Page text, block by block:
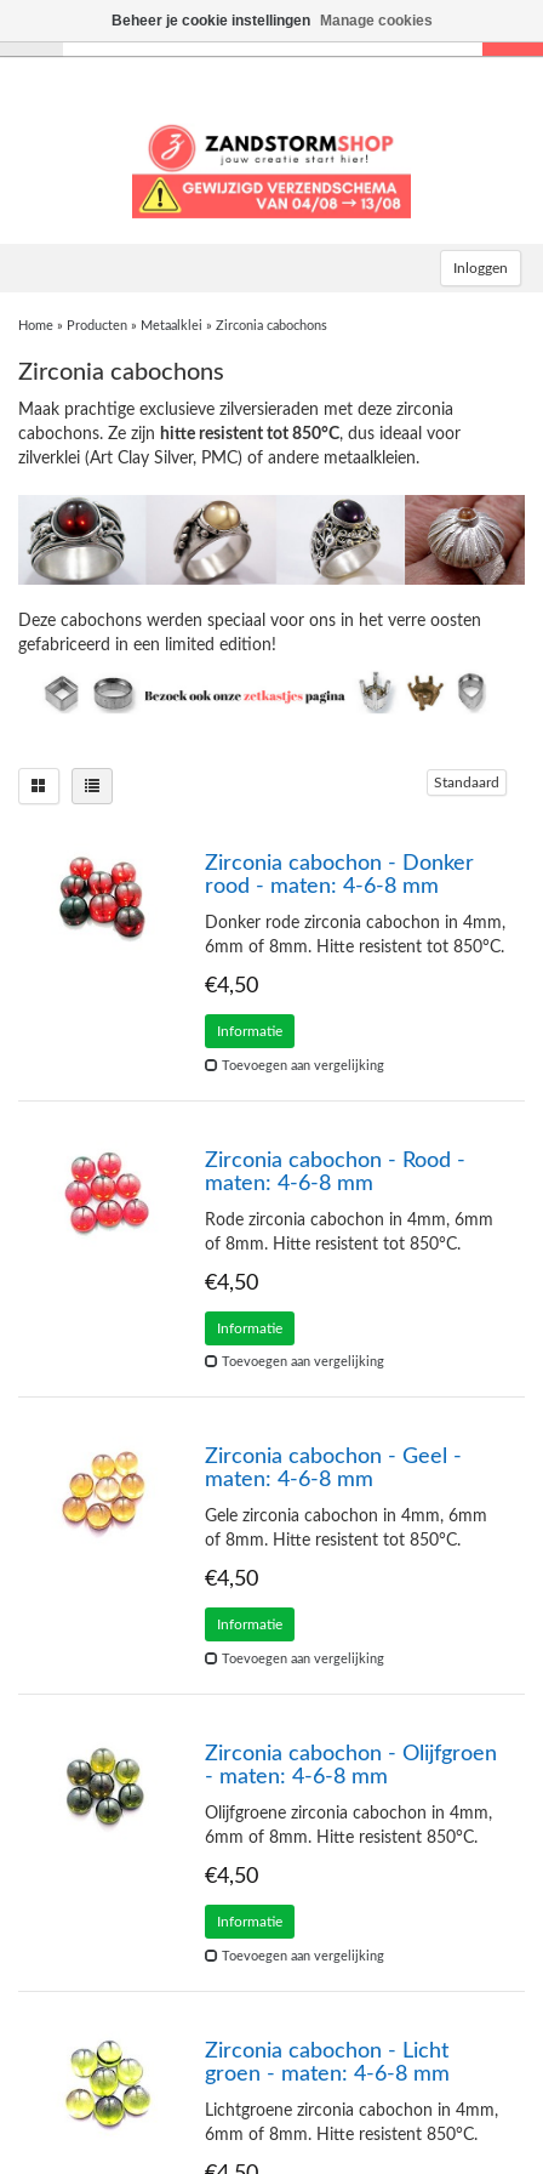
Inloggen
Home » Producten » Metaalklei » Zirconia cabochons
Zirconia cabochons
Maak prachtige exclusieve zilversieraden met deze zirconia
cabochons. Ze zijn hitte resistent tot 850°C, dus ideaal voor
zilverklei (Art Clay Silver, PMC) of andere metaalkleien.
Deze cabochons werden speciaal voor ons in het verre oosten
gefabriceerd in een limited edition!
Standaard
Zirconia cabochon - Donker
rood - maten: 4-6-8 mm
Donker rode zirconia cabochon in 4mm,
6mm of 8mm. Hitte resistent tot 850°C.
€4,50
Informatie
Toevoegen aan vergelijking
Zirconia cabochon - Rood -
maten: 4-6-8 mm
Rode zirconia cabochon in 4mm, 6mm
of 8mm. Hitte resistent tot 850°C.
€4,50
Informatie
Toevoegen aan vergelijking
Zirconia cabochon - Geel -
maten: 4-6-8 mm
Gele zirconia cabochon in 4mm, 6mm
of 8mm. Hitte resistent tot 850°C.
€4,50
Informatie
Toevoegen aan vergelijking
Zirconia cabochon - Olijfgroen
- maten: 4-6-8 mm
Olijfgroene zirconia cabochon in 4mm,
6mm of 8mm. Hitte resistent 850°C.
€4,50
Informatie
Toevoegen aan vergelijking
Zirconia cabochon - Licht
groen - maten: 4-6-8 mm
Lichtgroene zirconia cabochon in 4mm,
6mm of 8mm. Hitte resistent 850°C.
Beheer je cookie instellingen Manage cookies